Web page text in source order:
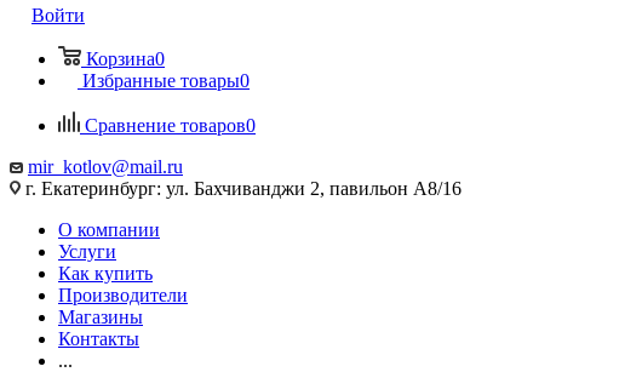
Войти
Корзина0
Избранные товары0
Сравнение товаров0
mir_kotlov@mail.ru
г. Екатеринбург: ул. Бахчиванджи 2, павильон А8/16
О компании
Услуги
Как купить
Производители
Магазины
Контакты
...